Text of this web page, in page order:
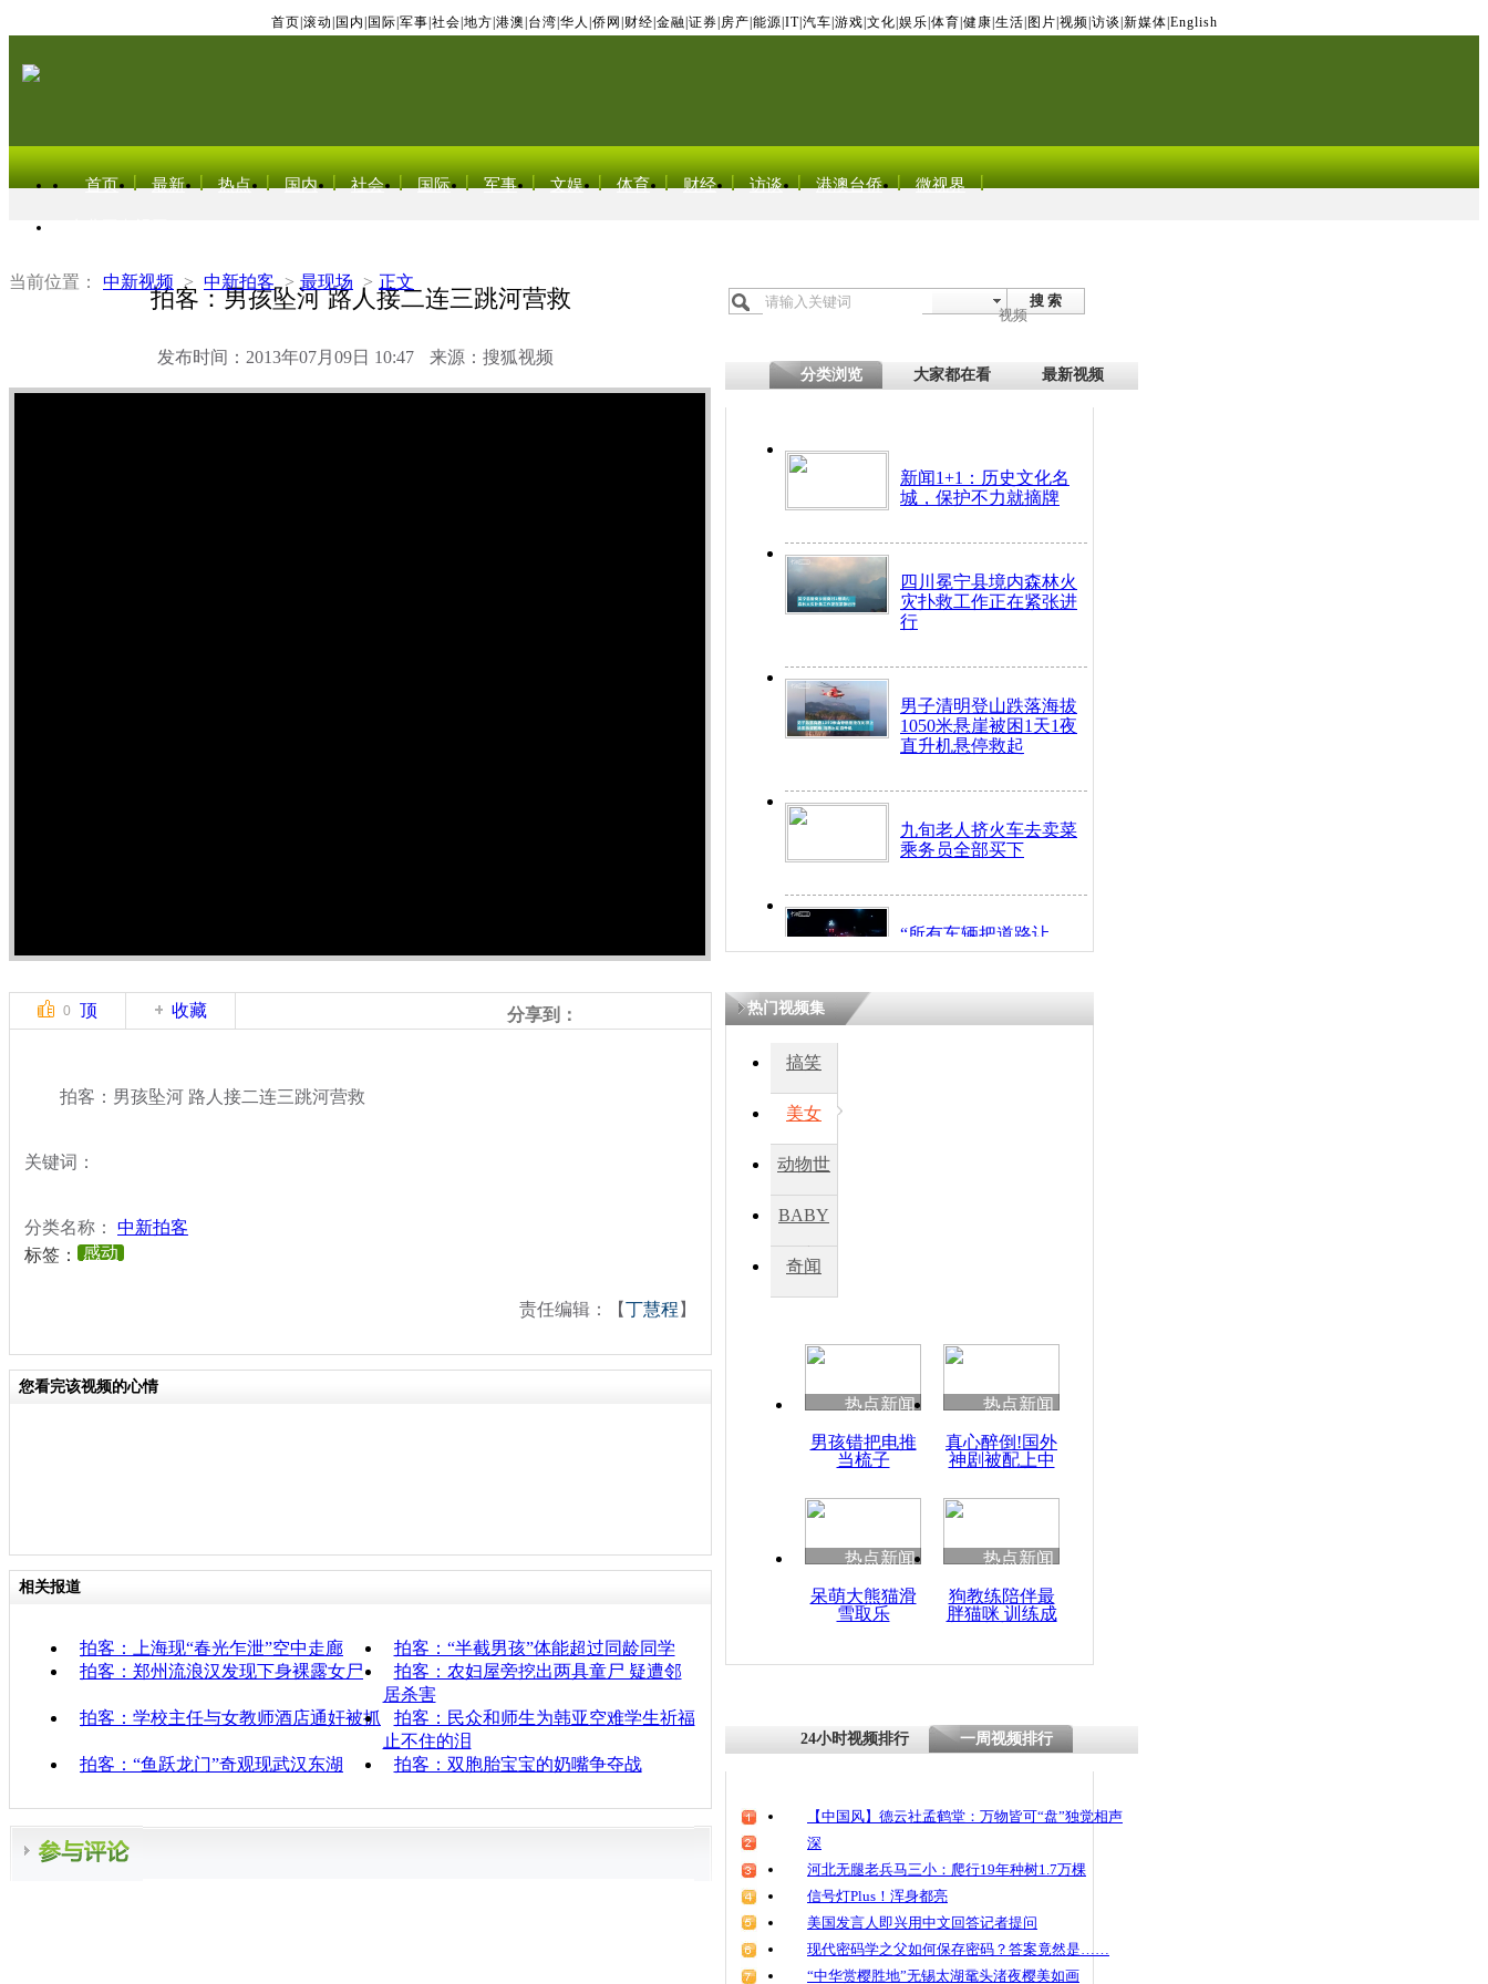
首页 滚动 国内 国际 军事 社会 地方 港澳 台湾 华人 侨网 财经 金融 证券 房产 能源 IT| 汽车 游戏 文化 娱乐 体育 健康 生活 图片 视频 访谈 新媒体 English
首页 最新 热点 国内 社会 国际 军事 文娱 体育 财经 访谈 港澳台侨 微视界
当前位置： 中新视频 > 中新拍客 > 最现场 > 正文
拍客：男孩坠河 路人接二连三跳河营救
发布时间：2013年07月09日 10:47 来源：搜狐视频
搜 索
视频
分类浏览 大家都在看 最新视频
新闻1+1：历史文化名
城，保护不力就摘牌
四川冕宁县境内森林火
灾扑救工作正在紧张进
行
男子清明登山跌落海拔
1050米悬崖被困1天1夜
直升机悬停救起
九旬老人挤火车去卖菜
乘务员全部买下
“所有车辆把道路让
开！”儿童突发疾病交
四川兴文苗乡上万人欢
度苗族花山节
清明祭英烈 哀思悼忠
男孩坠河 路人接二连
0 顶 收藏 分享到：
拍客：男孩坠河 路人接二连三跳河营救
关键词：
分类名称： 中新拍客
标签：
感动
责任编辑：【丁慧程 】
您看完该视频的心情
相关报道
拍客：上海现“春光乍泄”空中走廊
拍客：“半截男孩”体能超过同龄同学
拍客：郑州流浪汉发现下身裸露女尸
拍客：农妇屋旁挖出两具童尸 疑遭邻
居杀害
拍客：学校主任与女教师酒店通奸被抓
拍客：民众和师生为韩亚空难学生祈福
止不住的泪
拍客：“鱼跃龙门”奇观现武汉东湖
拍客：双胞胎宝宝的奶嘴争夺战
热门视频集
搞笑
美女
动物世
BABY
秀
奇闻
热点新闻
男孩错把电推
当梳子
热点新闻
真心醉倒!国外
神剧被配上中
热点新闻
呆萌大熊猫滑
雪取乐
热点新闻
狗教练陪伴最
胖猫咪 训练成
24小时视频排行 一周视频排行
【中国风】德云社孟鹤堂：万物皆可“盘”独觉相声
深
河北无腿老兵马三小：爬行19年种树1.7万棵
信号灯Plus！浑身都亮
美国发言人即兴用中文回答记者提问
现代密码学之父如何保存密码？答案竟然是……
“中华赏樱胜地”无锡太湖鼋头渚夜樱美如画